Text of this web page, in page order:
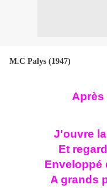
M.C Palys (1947)
Après
J'ouvre
Et
Enveloppé
A grands